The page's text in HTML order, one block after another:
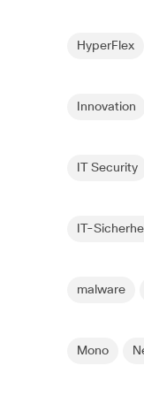
HyperFlex
Innovation
IT Security
IT-
malware
Mono